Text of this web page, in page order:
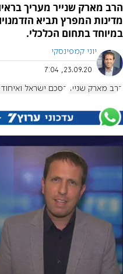
מדינות המפרץ תביא
במיוחד בתחום הכלכלי.
יוני קמפינסקי
23.09.20, 7:04
הרב מארק שנייר הסכם ישראל ואיחוד